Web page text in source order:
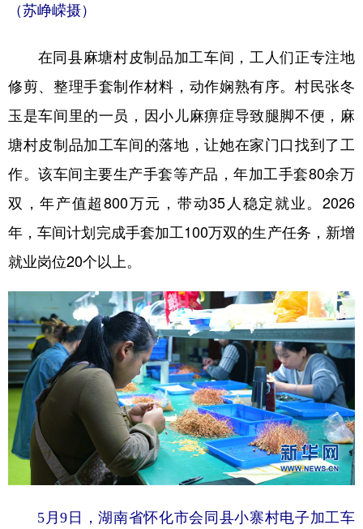
多语种频道
English Español Français عربى
Deutsch Português
（苏峥嵘摄）
在同县麻塘村皮制品加工车间，工人们正专注地
修剪、整理手套制作材料，动作娴熟有序。村民张冬
玉是车间里的一员，因小儿麻痹症导致腿脚不便，麻
塘村皮制品加工车间的落地，让她在家门口找到了工
作。该车间主要生产手套等产品，年加工手套80余万
双，年产值超800万元，带动35人稳定就业。2026
年，车间计划完成手套加工100万双的生产任务，新增
就业岗位20个以上。
5月9日，湖南省怀化市会同县小寨村电子加工车